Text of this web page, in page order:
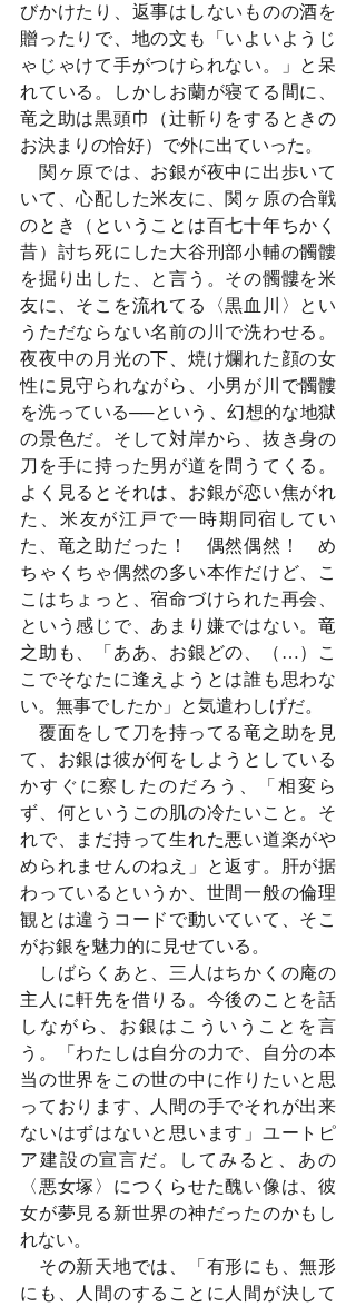
びかけたり、返事はしないものの酒を
贈ったりで、地の文も「いよいようじ
ゃじゃけて手がつけられない。」と呆
れている。しかしお蘭が寝てる間に、
竜之助は黒頭巾（辻斬りをするときの
お決まりの恰好）で外に出ていった。
関ヶ原では、お銀が夜中に出歩いて
いて、心配した米友に、関ヶ原の合戦
のとき（ということは百七十年ちかく
昔）討ち死にした大谷刑部小輔の髑髏
を掘り出した、と言う。その髑髏を米
友に、そこを流れてる〈黒血川〉とい
うただならない名前の川で洗わせる。
夜夜中の月光の下、焼け爛れた顔の女
性に見守られながら、小男が川で髑髏
を洗っている──という、幻想的な地獄
の景色だ。そして対岸から、抜き身の
刀を手に持った男が道を問うてくる。
よく見るとそれは、お銀が恋い焦がれ
た、米友が江戸で一時期同宿してい
た、竜之助だった！　偶然偶然！　め
ちゃくちゃ偶然の多い本作だけど、こ
こはちょっと、宿命づけられた再会、
という感じで、あまり嫌ではない。竜
之助も、「ああ、お銀どの、（…）こ
こでそなたに逢えようとは誰も思わな
い。無事でしたか」と気遣わしげだ。
覆面をして刀を持ってる竜之助を見
て、お銀は彼が何をしようとしている
かすぐに察したのだろう、「相変ら
ず、何というこの肌の冷たいこと。そ
れで、まだ持って生れた悪い道楽がや
められませんのねえ」と返す。肝が据
わっているというか、世間一般の倫理
観とは違うコードで動いていて、そこ
がお銀を魅力的に見せている。
しばらくあと、三人はちかくの庵の
主人に軒先を借りる。今後のことを話
しながら、お銀はこういうことを言
う。「わたしは自分の力で、自分の本
当の世界をこの世の中に作りたいと思
っております、人間の手でそれが出来
ないはずはないと思います」ユートピ
ア建設の宣言だ。してみると、あの
〈悪女塚〉につくらせた醜い像は、彼
女が夢見る新世界の神だったのかもし
れない。
その新天地では、「有形にも、無形
にも、人間のすることに人間が決して